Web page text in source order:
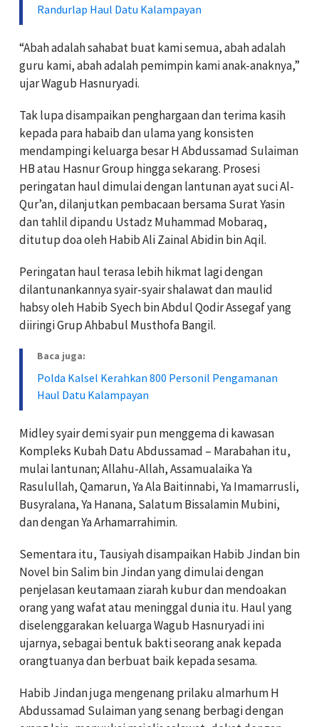
Randurlap Haul Datu Kalampayan
“Abah adalah sahabat buat kami semua, abah adalah
guru kami, abah adalah pemimpin kami anak-anaknya,”
ujar Wagub Hasnuryadi.
Tak lupa disampaikan penghargaan dan terima kasih
kepada para habaib dan ulama yang konsisten
mendampingi keluarga besar H Abdussamad Sulaiman
HB atau Hasnur Group hingga sekarang. Prosesi
peringatan haul dimulai dengan lantunan ayat suci Al-
Qur’an, dilanjutkan pembacaan bersama Surat Yasin
dan tahlil dipandu Ustadz Muhammad Mobaraq,
ditutup doa oleh Habib Ali Zainal Abidin bin Aqil.
Peringatan haul terasa lebih hikmat lagi dengan
dilantunankannya syair-syair shalawat dan maulid
habsy oleh Habib Syech bin Abdul Qodir Assegaf yang
diiringi Grup Ahbabul Musthofa Bangil.
Baca juga:
Polda Kalsel Kerahkan 800 Personil Pengamanan
Haul Datu Kalampayan
Midley syair demi syair pun menggema di kawasan
Kompleks Kubah Datu Abdussamad – Marabahan itu,
mulai lantunan; Allahu-Allah, Assamualaika Ya
Rasulullah, Qamarun, Ya Ala Baitinnabi, Ya Imamarrusli,
Busyralana, Ya Hanana, Salatum Bissalamin Mubini,
dan dengan Ya Arhamarrahimin.
Sementara itu, Tausiyah disampaikan Habib Jindan bin
Novel bin Salim bin Jindan yang dimulai dengan
penjelasan keutamaan ziarah kubur dan mendoakan
orang yang wafat atau meninggal dunia itu. Haul yang
diselenggarakan keluarga Wagub Hasnuryadi ini
ujarnya, sebagai bentuk bakti seorang anak kepada
orangtuanya dan berbuat baik kepada sesama.
Habib Jindan juga mengenang prilaku almarhum H
Abdussamad Sulaiman yang senang berbagi dengan